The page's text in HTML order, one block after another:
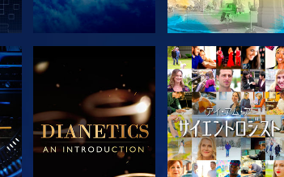
シリーズを探求 シリーズを探求